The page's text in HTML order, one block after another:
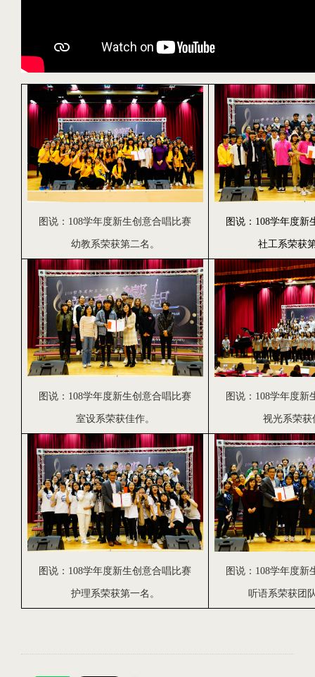
图说： 108学年度新生创意合唱比赛
幼教系荣获第二名。
图说：108学年度新
社工系荣获
图说： 108学年度新生创意合唱比赛
室设系荣获佳作。
图说： 108学年度新
视光系荣获
图说： 108学年度新生创意合唱比赛
护理系荣获第一名。
图说： 108学年度新
听语系荣获团